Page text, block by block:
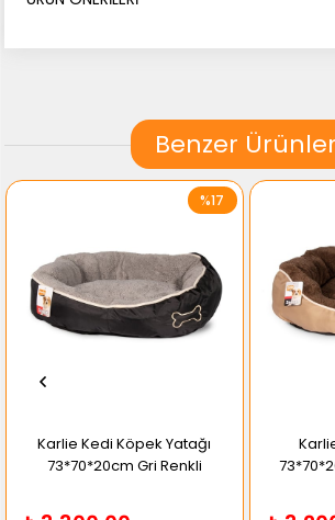
Benzer Ürünler
Karlie Kedi Köpek Yatağı
73*70*20cm Gri Renkli
%17
Karlie
73*70*20